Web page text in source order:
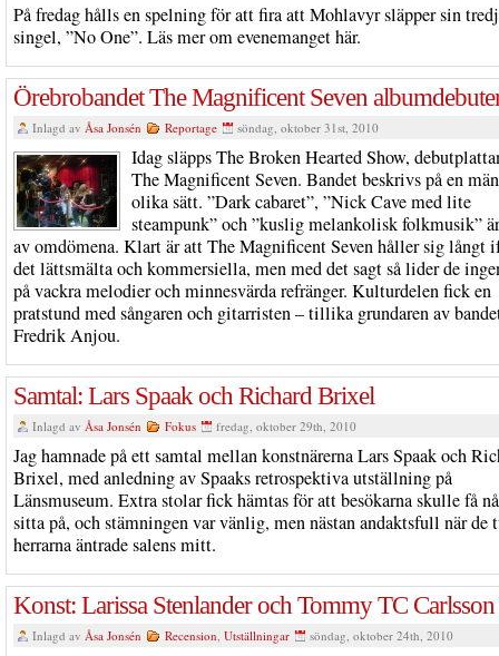
På fredag hålls en spelning för att fira att Mohlavyr släpper sin
singel, ”No One”. Läs mer om evenemanget här.
Örebrobandet The Magnificent Seven
Inlagd av Åsa Jonsén Reportage söndag, oktober 31st, 2010
Idag släpps The Broken Hearted Show,
The Magnificent Seven. Bandet beskrivs på en
olika sätt. ”Dark cabaret”, ”Nick Cave med lite
steampunk” och ”kuslig melankolisk folkmusik”
av omdömena. Klart är att The Magnificent Seven håller sig långt
det lättsmälta och kommersiella, men med det sagt så lider de
på vackra melodier och minnesvärda refränger. Kulturdelen fick en
pratstund med sångaren och gitarristen – tillika grundaren av
Fredrik Anjou.
Samtal: Lars Spaak och Richard Brixel
Inlagd av Åsa Jonsén Fokus fredag, oktober 29th, 2010
Jag hamnade på ett samtal mellan konstnärerna Lars Spaak och
Brixel, med anledning av Spaaks retrospektiva utställning på
Länsmuseum. Extra stolar fick hämtas för att besökarna skulle få
sitta på, och stämningen var vänlig, men nästan andaktsfull när de
herrarna äntrade salens mitt.
Konst: Larissa Stenlander och Tommy TC Carlsson
Inlagd av Åsa Jonsén Recension, Utställningar söndag, oktober 24th, 2010